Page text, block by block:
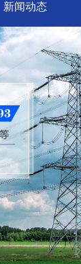
新闻动态